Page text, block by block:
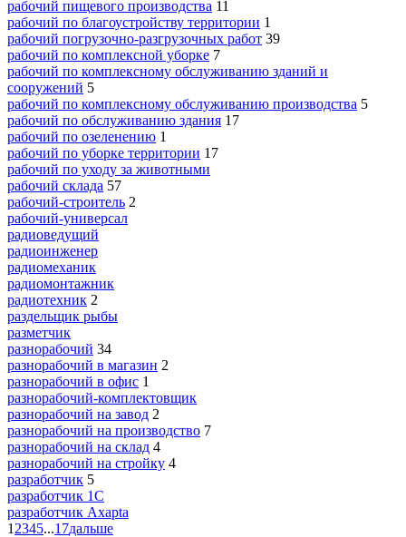
рабочий пищевого производства 11
рабочий по благоустройству территории 1
рабочий погрузочно-разгрузочных работ 39
рабочий по комплексной уборке 7
рабочий по комплексному обслуживанию зданий и
сооружений 5
рабочий по комплексному обслуживанию производства 5
рабочий по обслуживанию здания 17
рабочий по озеленению 1
рабочий по уборке территории 17
рабочий по уходу за животными
рабочий склада 57
рабочий-строитель 2
рабочий-универсал
радиоведущий
радиоинженер
радиомеханик
радиомонтажник
радиотехник 2
раздельщик рыбы
разметчик
разнорабочий 34
разнорабочий в магазин 2
разнорабочий в офис 1
разнорабочий-комплектовщик
разнорабочий на завод 2
разнорабочий на производство 7
разнорабочий на склад 4
разнорабочий на стройку 4
разработчик 5
разработчик 1C
разработчик Axapta
1 2345...17дальше